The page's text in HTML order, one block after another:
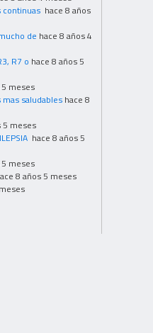
continuas hace 8 años
de hace 8 años 4
R7 o hace 8 años 5
meses
saludables hace 8
5 meses
hace 8 años 5
meses
8 años 5 meses